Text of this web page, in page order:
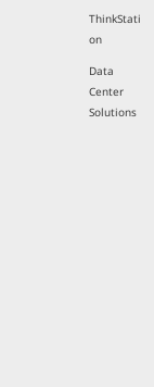
ThinkStati
on
Data
Center
Solutions